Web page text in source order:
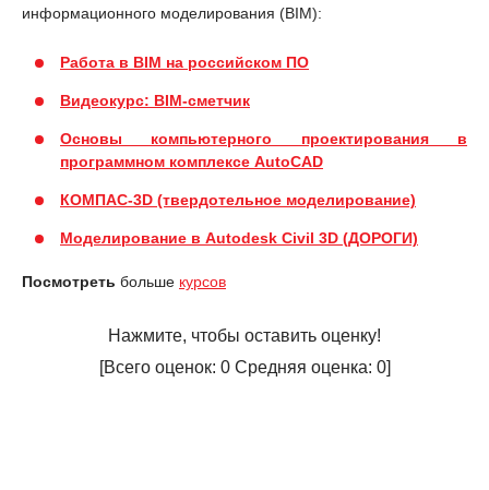
информационного моделирования (BIM):
Работа в BIM на российском ПО
Видеокурс: BIM-сметчик
Основы компьютерного проектирования в
программном комплексе AutoCAD
КОМПАС-3D (твердотельное моделирование)
Моделирование в Autodesk Civil 3D (ДОРОГИ)
Посмотреть больше курсов
Нажмите, чтобы оставить оценку!
[Всего оценок: 0Средняя оценка: 0]